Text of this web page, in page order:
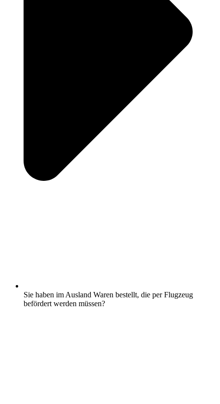
Sie haben im Ausland Waren bestellt, die per Flugzeug
befördert werden müssen?